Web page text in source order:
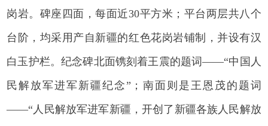
岗岩。碑座四面，每面近30平方米；平台两层共八个
台阶，均采用产自新疆的红色花岗岩铺制，并设有汉
白玉护栏。纪念碑北面镌刻着王震的题词——“中国人
民解放军进军新疆纪念”；南面则是王恩茂的题词
——“人民解放军进军新疆，开创了新疆各族人民解放